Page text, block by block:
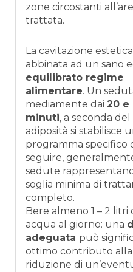
zone circostanti
trattata.
La cavitazione
abbinata ad un sano
equilibrato regime
alimentare. Un
mediamente dai 20 e
minuti, a seconda
adiposità si stabilisce
programma specifico
seguire,
sedute
soglia minima di
completo.
Bere almeno 1 – 2 litri
acqua al giorno: una
adeguata può
ottimo contributo alla
riduzione di